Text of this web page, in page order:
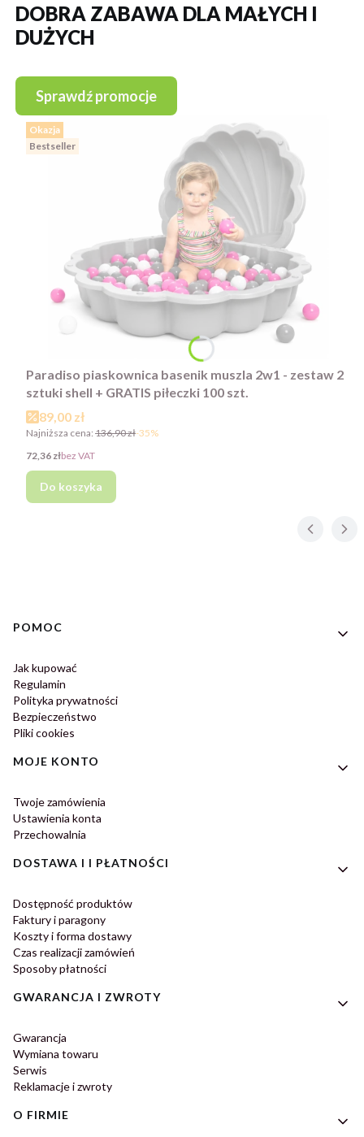
DOBRA ZABAWA DLA MAŁYCH I
DUŻYCH
Sprawdź promocje
Okazja
Bestseller
Paradiso piaskownica basenik muszla 2w1 - zestaw 2
sztuki shell + GRATIS piłeczki 100 szt.
Cena promocyjna
89,00 zł
Najniższa cena: 136,90 zł-35%
Cena
72,36 złbez VAT
Do koszyka
Linki w stopce
POMOC
Jak kupować
Regulamin
Polityka prywatności
Bezpieczeństwo
Pliki cookies
MOJE KONTO
Twoje zamówienia
Ustawienia konta
Przechowalnia
DOSTAWA I I PŁATNOŚCI
Dostępność produktów
Faktury i paragony
Koszty i forma dostawy
Czas realizacji zamówień
Sposoby płatności
GWARANCJA I ZWROTY
Gwarancja
Wymiana towaru
Serwis
Reklamacje i zwroty
O FIRMIE